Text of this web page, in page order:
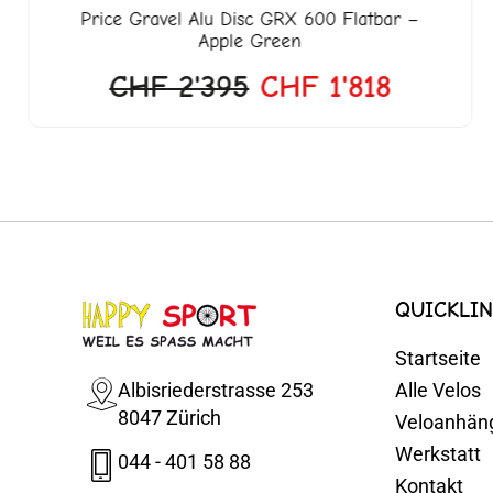
Price Gravel Alu Disc GRX 600 Flatbar –
Apple Green
CHF2'395 CHF1'818
Albisriederstrasse 253
8047 Zürich
044 - 401 58 88
Startseite
Alle Velos
Werkstatt
Kontakt